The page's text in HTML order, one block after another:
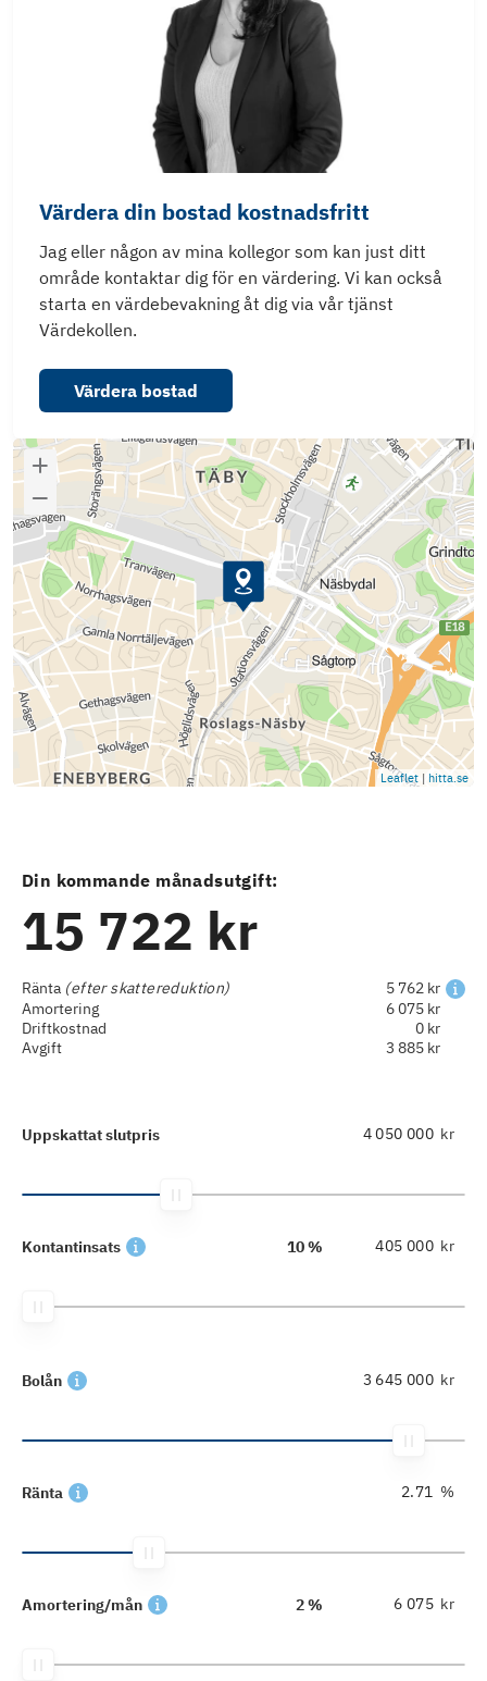
Värdera din bostad kostnadsfritt
Jag eller någon av mina kollegor som kan just ditt
område kontaktar dig för en värdering. Vi kan också
starta en värdebevakning åt dig via vår tjänst
Värdekollen.
Värdera bostad
Leaflet | hitta.se
Din kommande månadsutgift:
15 722 kr
Ränta (efter skattereduktion)
5 762 kr
Amortering
6 075 kr
Driftkostnad
0 kr
Avgift
3 885 kr
Uppskattat slutpris kr
Kontantinsats 10 % kr
Bolån kr
Ränta %
Amortering/mån 2 % kr